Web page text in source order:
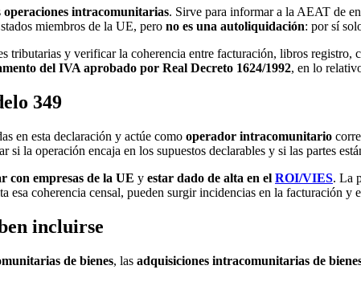
operaciones intracomunitarias. Sirve para informar a la AEAT de
miembros de la UE, pero no es una autoliquidación: por sí
tributarias y verificar la coherencia entre facturación, libros registro,
del IVA aprobado por Real Decreto 1624/1992, en lo
349
en esta declaración y actúe como operador intracomunitario
la operación encaja en los supuestos declarables y si las partes
con empresas de la UE y estar dado de alta en el ROI/VIES. La
coherencia censal, pueden surgir incidencias en la facturación y
incluirse
de bienes, las adquisiciones intracomunitarias de